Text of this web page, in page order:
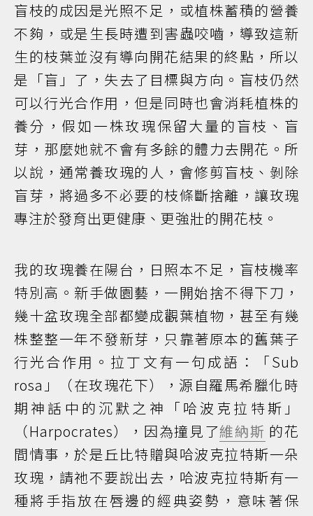
盲枝的成因是光照不足，或植株蓄積的營養
不夠，或是生長時遭到害蟲咬嚙，導致這新
生的枝葉並沒有導向開花結果的終點，所以
是「盲」了，失去了目標與方向。盲枝仍然
可以行光合作用，但是同時也會消耗植株的
養分，假如一株玫瑰保留大量的盲枝、盲
芽，那麼她就不會有多餘的體力去開花。所
以說，通常養玫瑰的人，會修剪盲枝、剝除
盲芽，將過多不必要的枝條斷捨離，讓玫瑰
專注於發育出更健康、更強壯的開花枝。
我的玫瑰養在陽台，日照本不足，盲枝機率
特別高。新手做園藝，一開始捨不得下刀，
幾十盆玫瑰全部都變成觀葉植物，甚至有幾
株整整一年不發新芽，只靠著原本的舊葉子
行光合作用。拉丁文有一句成語：「Sub
rosa」（在玫瑰花下），源自羅馬希臘化時
期神話中的沉默之神「哈波克拉特斯」
（Harpocrates），因為撞見了維納斯 的花
間情事，於是丘比特贈與哈波克拉特斯一朵
玫瑰，請祂不要說出去，哈波克拉特斯有一
種將手指放在唇邊的經典姿勢，意味著保